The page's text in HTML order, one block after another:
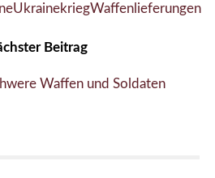
UkrainekriegWaffenlieferungen
Beitrag
Waffen und Soldaten